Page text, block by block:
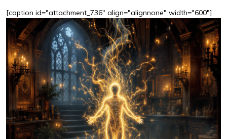
[caption id="attachment_736" align="alignnone" width="600"]